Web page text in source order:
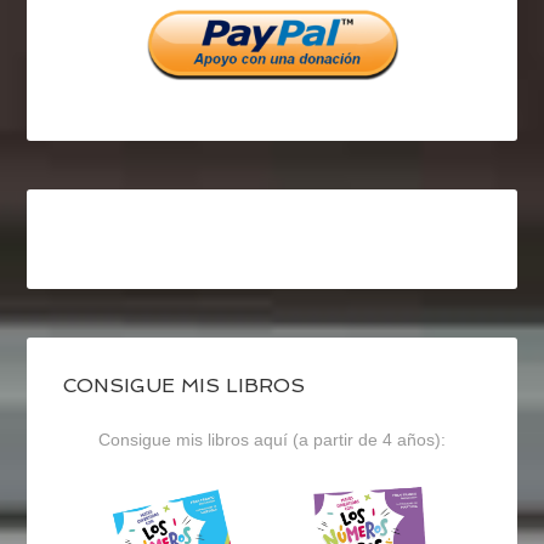
CONSIGUE MIS LIBROS
Consigue mis libros aquí (a partir de 4 años):